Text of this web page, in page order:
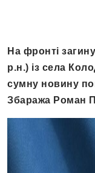
На фронті
р.н.) із села
сумну новину
Збаража Роман